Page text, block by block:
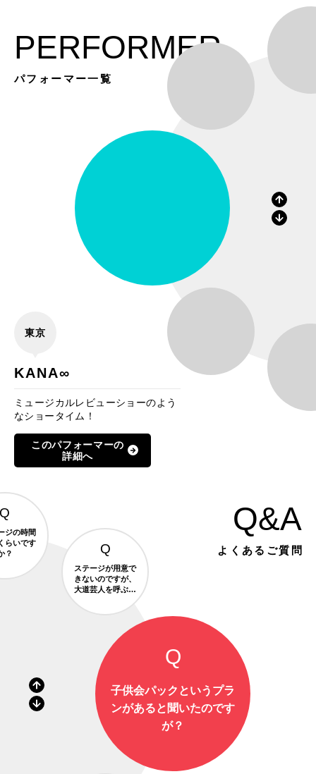
PERFORMER
パフォーマー一覧
東京
KANA∞
ミュージカルレビューショーのよう
なショータイム！
このパフォーマーの
詳細へ
Q&A
よくあるご質問
子供会パックというプラ
ンがあると聞いたのです
が？
ステージが用意で
きないのですが、
大道芸人を呼ぶこ
とはできますか？
ジの時間
らいです
？